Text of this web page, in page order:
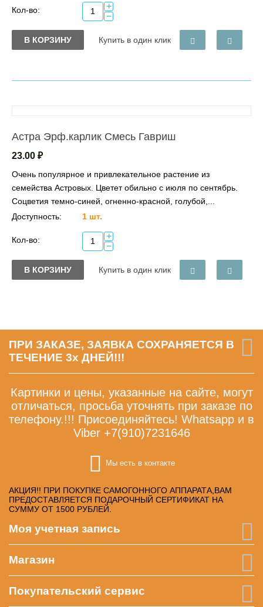
Кол-во:
+
−
В КОРЗИНУ Купить в один клик
Астра Эрф.карлик Смесь Гавриш
23.00 ₽
Очень популярное и привлекательное растение из
семейства Астровых. Цветет обильно с июля по сентябрь.
Соцветия темно-синей, огненно-красной, голубой,...
Доступность:
1 шт.
Кол-во:
+
−
В КОРЗИНУ Купить в один клик
ПРИ ЗАКАЗЕ, ЗАЯВКА СОХРАНЯЕТСЯ В
ТЕЧЕНИЕ 3х ДНЕЙ!!!
Картинки и цены, указанные на сайте, могут
отличаться, просьба уточнять при заказе по
телефону.!!! Присоединяйтесь! Whatsapp и в
Viber +7(910)7231646
Мы есть в контакте
АКЦИЯ!! ПРИ ПОКУПКЕ САМОГОННОГО АППАРАТА,ВАМ
ПРЕДОСТАВЛЯЕТСЯ ПОДАРОЧНЫЙ СЕРТИФИКАТ НА
СУММУ ОТ 1500 РУБЛЕЙ.
Моя учетная запись
Магазин
Покупательский сервис